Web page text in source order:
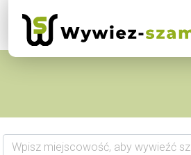
Wpisz miejscowość, aby wywieźć szambo